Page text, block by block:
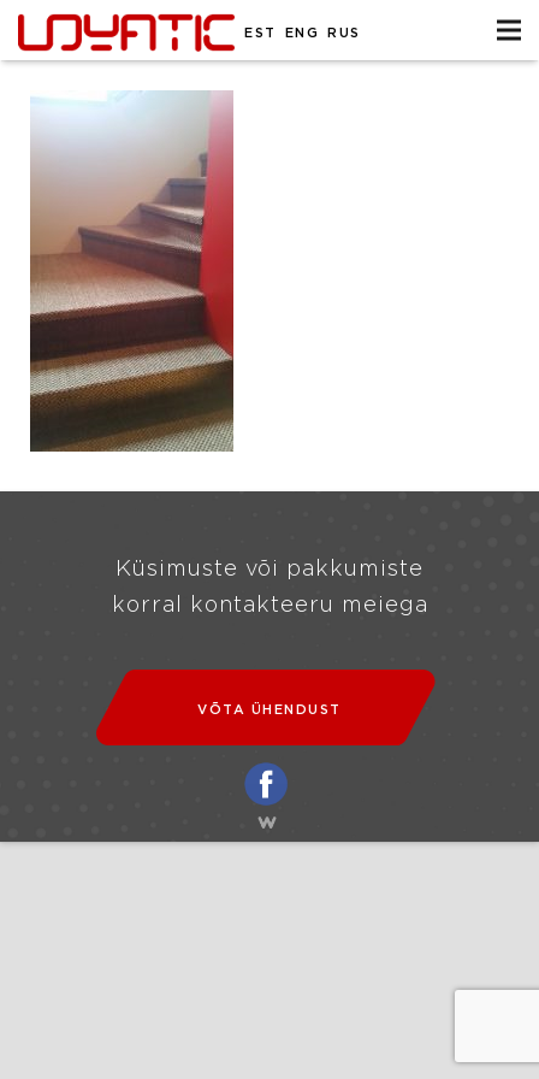
EST ENG RUS
Küsimuste või pakkumiste
korral kontakteeru meiega
VÕTA ÜHENDUST